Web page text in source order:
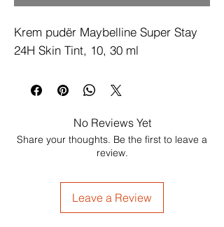
Krem pudër Maybelline Super Stay
24H Skin Tint, 10, 30 ml
No Reviews Yet
Share your thoughts. Be the first to leave a
review.
Leave a Review